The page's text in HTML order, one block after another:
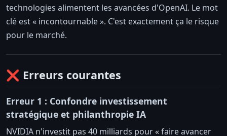
technologies alimentent les avancées d'OpenAI. Le mot
clé est « incontournable ». C'est exactement ça le risque
pour le marché.
❌ Erreurs courantes
Erreur 1 : Confondre investissement
stratégique et philanthropie IA
NVIDIA n'investit pas 40 milliards pour « faire avancer